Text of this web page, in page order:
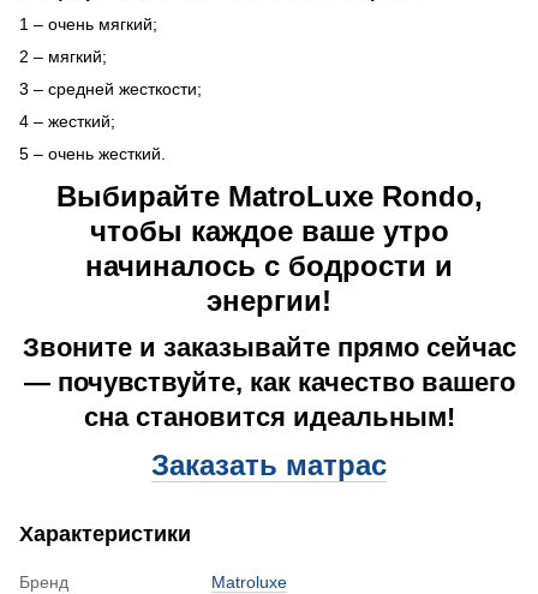
1 – очень мягкий;
2 – мягкий;
3 – средней жесткости;
4 – жесткий;
5 – очень жесткий.
Выбирайте MatroLuxe Rondo,
чтобы каждое ваше утро
начиналось с бодрости и
энергии!
Звоните и заказывайте прямо сейчас
— почувствуйте, как качество вашего
сна становится идеальным!
Заказать матрас
Характеристики
Бренд
Matroluxe